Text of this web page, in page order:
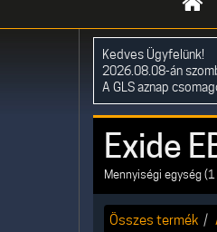
Kedves Ügyfelünk!
2026.08.08-án
A GLS aznap
Exide
Mennyiségi egység
Összes termék